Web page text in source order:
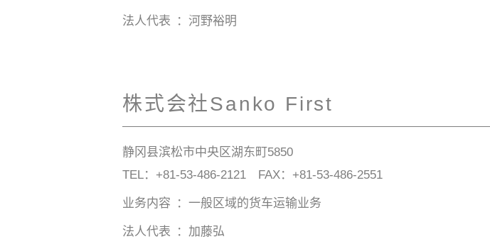
法人代表 河野裕明
株式会社Sanko First
静冈县滨松市中央区湖东町5850
TEL： +81-53-486-2121 FAX：+81-53-486-2551
业务内容 一般区域的货车运输业务
法人代表 加藤弘